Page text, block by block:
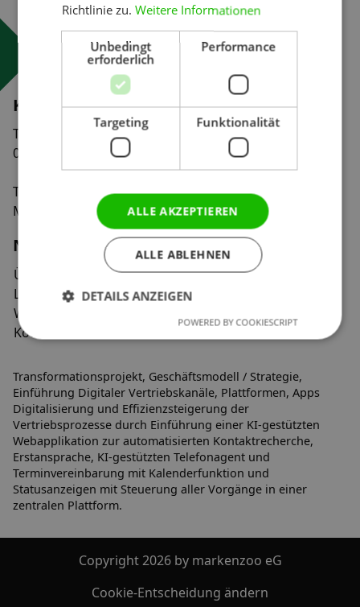
Kontakt
Tiergartenstraße 32
01219 Dresden
Tel:
0351 47 93 41 92
Mail:
info@markenzoo.de
Navigation
Über uns
Leistungen
Weblog
Kontakt
Veranstaltungen
Vermietung
Transformationsprojekt, Geschäftsmodell / Strategie,
Einführung Digitaler Vertriebskanäle, Plattformen, Apps
Digitalisierung und Effizienzsteigerung der
Vertriebsprozesse durch Einführung einer KI-gestützten
Webapplikation zur automatisierten Kontaktrecherche,
Erstansprache, KI-gestützten Telefonagent und
Terminvereinbarung mit Kalenderfunktion und
Statusanzeigen mit Steuerung aller Vorgänge in einer
zentralen Plattform.
Copyright 2026 by markenzoo eG
Cookie-Entscheidung ändern
Richtlinie zu.Weitere Informationen
Unbedingt
erforderlich
Performance
Targeting Funktionalität
ALLE AKZEPTIEREN
ALLE ABLEHNEN
DETAILS ANZEIGEN
POWERED BY COOKIESCRIPT